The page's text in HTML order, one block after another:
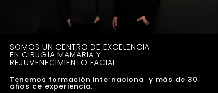
SOMOS UN CENTRO DE EXCELENCIA
EN CIRUGÍA MAMARIA Y
REJUVENECIMIENTO FACIAL
Tenemos formación internacional y más de 30
años de experiencia.